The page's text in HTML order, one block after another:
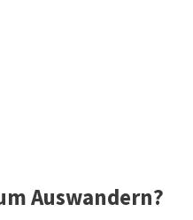
Auswandern?